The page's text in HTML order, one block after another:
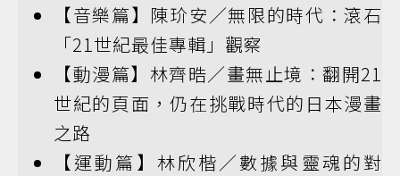
【音樂篇】陳玠安／無限的時代：滾石
「21世紀最佳專輯」觀察
【動漫篇】林齊晧／畫無止境：翻開21
世紀的頁面，仍在挑戰時代的日本漫畫
之路
【運動篇】林欣楷／數據與靈魂的對